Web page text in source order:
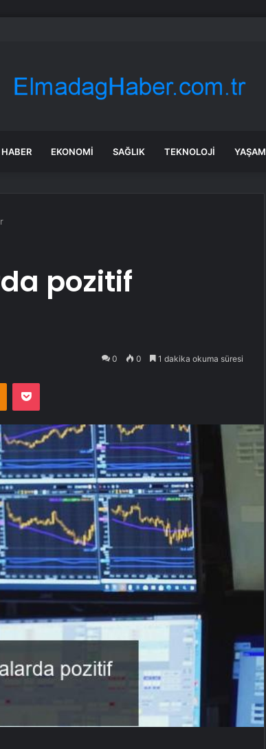
yapan çift, gizli bölmede deste deste para buldu
HABER EKONOMI SAĞLIK TEKNOLOJI YAŞAM
pozitif
0 0 1 dakika okuma süresi
Odnoklassniki
Pocket